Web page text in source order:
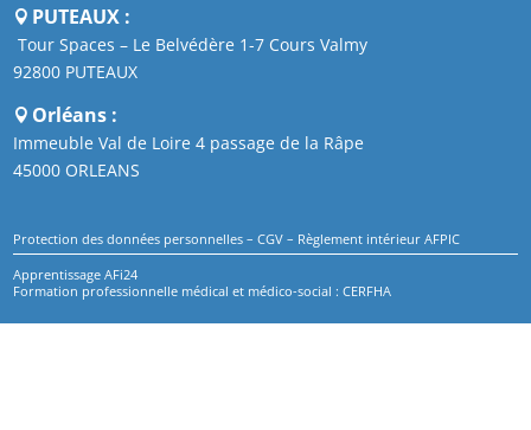
PUTEAUX :
Tour Spaces – Le Belvédère 1-7 Cours Valmy
92800 PUTEAUX
Orléans :
Immeuble Val de Loire 4 passage de la Râpe
45000 ORLEANS
Protection des données personnelles –CGV – Règlement intérieur AFPIC
Apprentissage AFi24
Formation professionnelle médical et médico-social : CERFHA